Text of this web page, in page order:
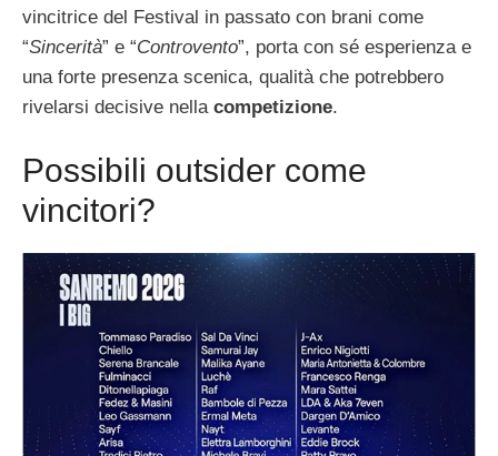
vincitrice del Festival in passato con brani come
“Sincerità” e “Controvento”, porta con sé esperienza e
una forte presenza scenica, qualità che potrebbero
rivelarsi decisive nella competizione.
Possibili outsider come
vincitori?